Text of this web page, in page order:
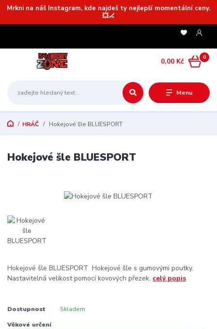
Mrkni na náš Instagram, kde najdeš ty nejlepší momentální ceny.
💥🏒
Menu
0
0,00 Kč
HRÁČ Hokejové šle BLUESPORT
Hokejové šle BLUESPORT
Hokejové šle BLUESPORT Hokejové šle s gumovými poutky.
Nastavitelná velikost pomocí kovových přezek. celý popis
Dostupnost Skladem
Věkové určení